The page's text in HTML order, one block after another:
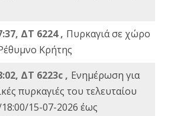
ΔΤ 6224 , Πυρκαγιά σε χώρο
Κρήτης
ΔΤ 6223c , Ενημέρωση για
πυρκαγιές του τελευταίου
15-07-2026 έως